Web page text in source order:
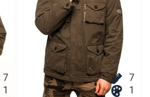
7
1
7
1